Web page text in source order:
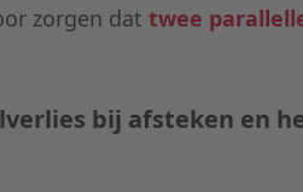
zorgen dat twee
bij afsteken en